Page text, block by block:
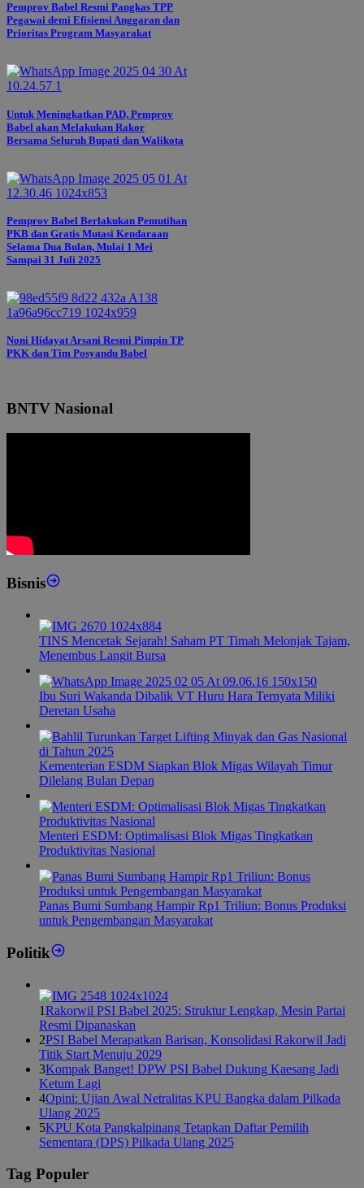
Pemprov Babel Resmi Pangkas TPP
Pegawai demi Efisiensi Anggaran dan
Prioritas Program Masyarakat
Untuk Meningkatkan PAD, Pemprov
Babel akan Melakukan Rakor
Bersama Seluruh Bupati dan Walikota
Pemprov Babel Berlakukan Pemutihan
PKB dan Gratis Mutasi Kendaraan
Selama Dua Bulan, Mulai 1 Mei
Sampai 31 Juli 2025
Noni Hidayat Arsani Resmi Pimpin TP
PKK dan Tim Posyandu Babel
BNTV Nasional
Bisnis
TINS Mencetak Sejarah! Saham PT Timah Melonjak Tajam,
Menembus Langit Bursa
Ibu Suri Wakanda Dibalik VT Huru Hara Ternyata Miliki
Deretan Usaha
Kementerian ESDM Siapkan Blok Migas Wilayah Timur
Dilelang Bulan Depan
Menteri ESDM: Optimalisasi Blok Migas Tingkatkan
Produktivitas Nasional
Panas Bumi Sumbang Hampir Rp1 Triliun: Bonus Produksi
untuk Pengembangan Masyarakat
Politik
1Rakorwil PSI Babel 2025: Struktur Lengkap, Mesin Partai
Resmi Dipanaskan
2PSI Babel Merapatkan Barisan, Konsolidasi Rakorwil Jadi
Titik Start Menuju 2029
3Kompak Banget! DPW PSI Babel Dukung Kaesang Jadi
Ketum Lagi
4Opini: Ujian Awal Netralitas KPU Bangka dalam Pilkada
Ulang 2025
5KPU Kota Pangkalpinang Tetapkan Daftar Pemilih
Sementara (DPS) Pilkada Ulang 2025
Tag Populer